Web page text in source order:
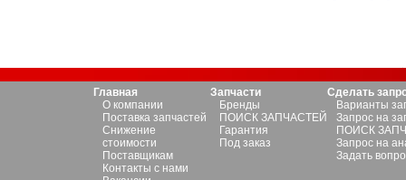
Главная
О компании
Поставка запчастей
Снижение
стоимости
Поставщикам
Контакты с нами
Запчасти
Бренды
ПОИСК ЗАПЧАСТЕЙ
Гарантия
Под заказ
Сделать
Варианты
Запрос на
ПОИСК
Запрос на
Задать